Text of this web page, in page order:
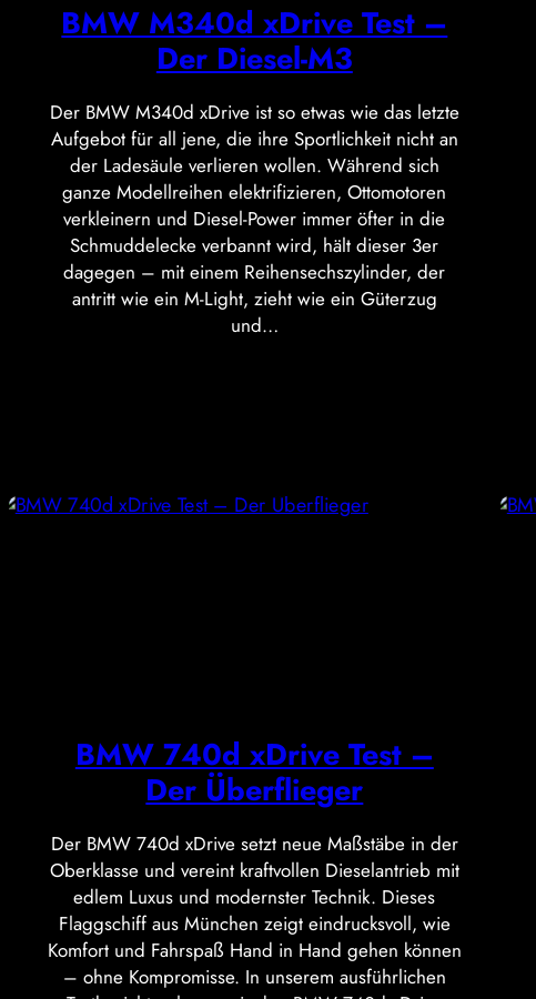
BMW M340d xDrive Test –
Der Diesel-M3
Der BMW M340d xDrive ist so etwas wie das letzte
Aufgebot für all jene, die ihre Sportlichkeit nicht an
der Ladesäule verlieren wollen. Während sich
ganze Modellreihen elektrifizieren, Ottomotoren
verkleinern und Diesel-Power immer öfter in die
Schmuddelecke verbannt wird, hält dieser 3er
dagegen – mit einem Reihensechszylinder, der
antritt wie ein M-Light, zieht wie ein Güterzug
und…
BMW 740d xDrive Test –
Der Überflieger
Der BMW 740d xDrive setzt neue Maßstäbe in der
Oberklasse und vereint kraftvollen Dieselantrieb mit
edlem Luxus und modernster Technik. Dieses
Flaggschiff aus München zeigt eindrucksvoll, wie
Komfort und Fahrspaß Hand in Hand gehen können
– ohne Kompromisse. In unserem ausführlichen